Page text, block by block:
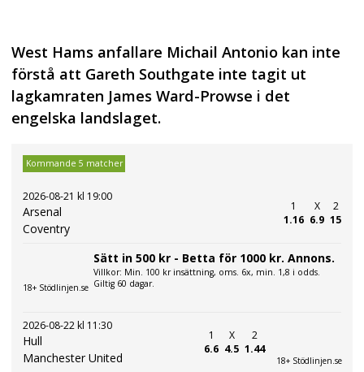
West Hams anfallare Michail Antonio kan inte
förstå att Gareth Southgate inte tagit ut
lagkamraten James Ward-Prowse i det
engelska landslaget.
Kommande 5 matcher
2026-08-21 kl 19:00
Arsenal
Coventry
1
1.16
X
6.9
2
15
18+ Stödlinjen.se
Sätt in 500 kr - Betta för 1000 kr. Annons.
Villkor: Min. 100 kr insättning, oms. 6x, min. 1,8 i odds.
Giltig 60 dagar.
2026-08-22 kl 11:30
Hull
Manchester United
1
6.6
X
4.5
2
1.44
18+ Stödlinjen.se